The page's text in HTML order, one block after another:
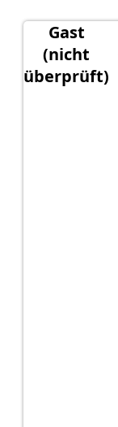
Gast
(nicht
überprüft)